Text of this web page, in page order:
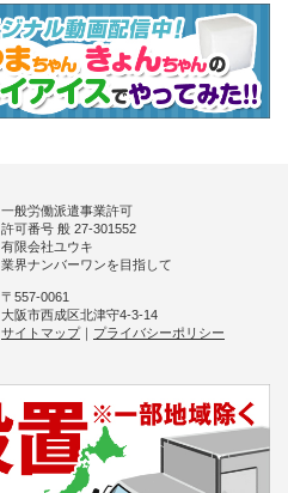
一般労働派遣事業許可
許可番号 般 27-301552
有限会社ユウキ
業界ナンバーワンを目指して
〒557-0061
大阪市西成区北津守4-3-14
サイトマップ
プライバシーポリシー